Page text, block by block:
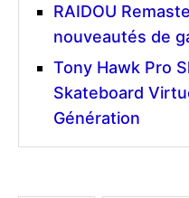
RAIDOU
nouveautés de
Tony Hawk Pro
Skateboard
Génération